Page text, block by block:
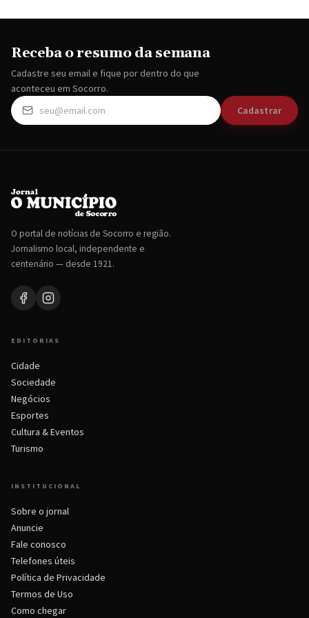
Receba o resumo da semana
Cadastre seu email e fique por dentro do que
aconteceu em Socorro.
Cadastrar
O portal de notícias de Socorro e região.
Jornalismo local, independente e
centenário — desde 1921.
EDITORIAS
Cidade
Sociedade
Negócios
Esportes
Cultura & Eventos
Turismo
INSTITUCIONAL
Sobre o jornal
Anuncie
Fale conosco
Telefones úteis
Política de Privacidade
Termos de Uso
Como chegar